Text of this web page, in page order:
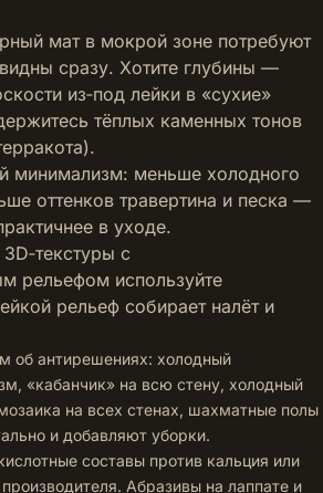
мат в мокрой зоне потребуют
сразу. Хотите глубины —
из‑под лейки в «сухие»
тёплых каменных тонов
минимализм: меньше холодного
оттенков травертина и песка —
в уходе.
с
рельефом используйте
рельеф собирает налёт и
об антирешениях: холодный
«кабанчик» на всю стену, холодный
на всех стенах, шахматные полы
и добавляют уборки.
составы против кальция или
Абразивы на лаппате и